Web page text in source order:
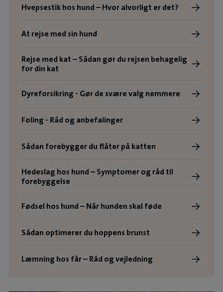
Hvepsestik hos hund – Hvor alvorligt er det?
At rejse med sin hund
Rejse med kat – Sådan gør du rejsen behagelig
for din kat
Dyreforsikring - Gør de svære valg nemmere
Foling - Råd og anbefalinger
Sådan forebygger du flåter på katten
Hedeslag hos hund – Symptomer og råd til
forebyggelse
Fødsel hos hund – Når hunden skal føde
Sådan optimerer du hoppens brunst
Læmning hos får – Råd og vejledning